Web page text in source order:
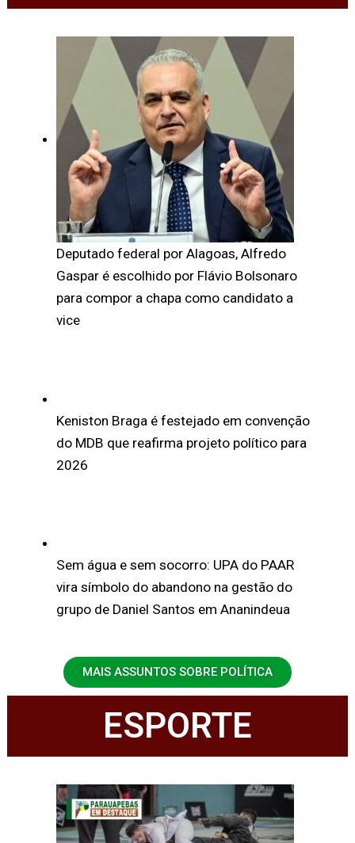
Deputado federal por Alagoas, Alfredo
Gaspar é escolhido por Flávio Bolsonaro
para compor a chapa como candidato a
vice
Keniston Braga é festejado em convenção
do MDB que reafirma projeto político para
2026
Sem água e sem socorro: UPA do PAAR
vira símbolo do abandono na gestão do
grupo de Daniel Santos em Ananindeua
MAIS ASSUNTOS SOBRE POLÍTICA
ESPORTE